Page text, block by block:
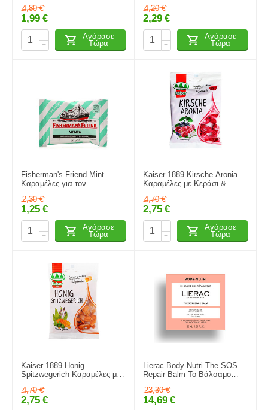
4,80 €
1,99 €
+
−
Αγόρασε
Τώρα
4,20 €
2,29 €
+
−
Αγόρασε
Τώρα
Fisherman's Friend Mint
Καραμέλες για τον
Χωρίς Ζάχαρη 25gr
2,30 €
1,25 €
+
−
Αγόρασε
Τώρα
Kaiser 1889 Kirsche Aronia
Καραμέλες με Κεράσι &
Κεράσι 90gr
4,70 €
2,75 €
+
−
Αγόρασε
Τώρα
Kaiser 1889 Honig
Spitzwegerich Καραμέλες με
4,70 €
2,75 €
Lierac Body-Nutri The SOS
Repair Balm Το Βάλσαμο
23,30 €
14,69 €